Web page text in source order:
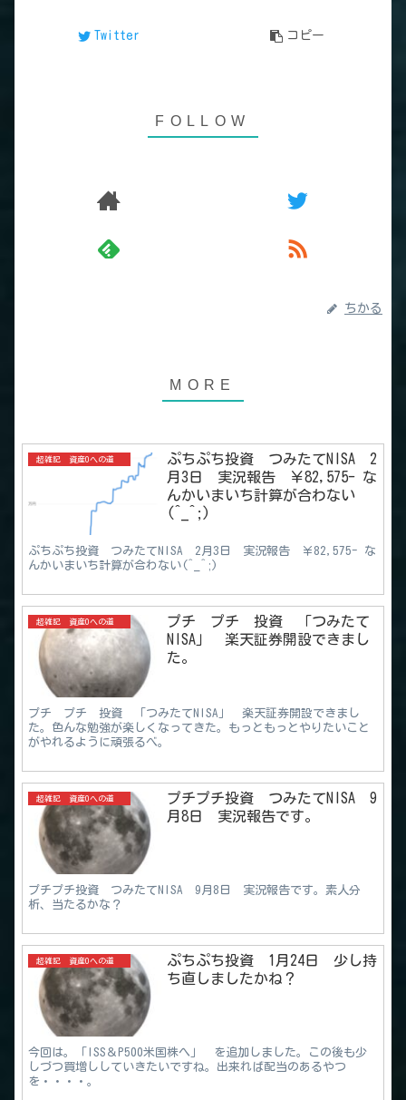
Twitter コピー
ちかる
超雑記 資産0への道
ぷちぷち投資 つみたてNISA 2
月3日 実況報告 ￥82,575- な
んかいまいち計算が合わない
(^_^;)
ぷちぷち投資 つみたてNISA 2月3日 実況報告 ￥82,575- な
んかいまいち計算が合わない(^_^;)
超雑記 資産0への道
プチ プチ 投資 「つみたて
NISA」 楽天証券開設できまし
た。
プチ プチ 投資 「つみたてNISA」 楽天証券開設できまし
た。色んな勉強が楽しくなってきた。もっともっとやりたいこと
がやれるように頑張るべ。
超雑記 資産0への道
プチプチ投資 つみたてNISA 9
月8日 実況報告です。
プチプチ投資 つみたてNISA 9月8日 実況報告です。素人分
析、当たるかな？
超雑記 資産0への道
ぷちぷち投資 1月24日 少し持
ち直しましたかね？
今回は。「ISS＆P500米国株へ」 を追加しました。この後も少
しづつ買増ししていきたいですね。出来れば配当のあるやつ
を・・・・。